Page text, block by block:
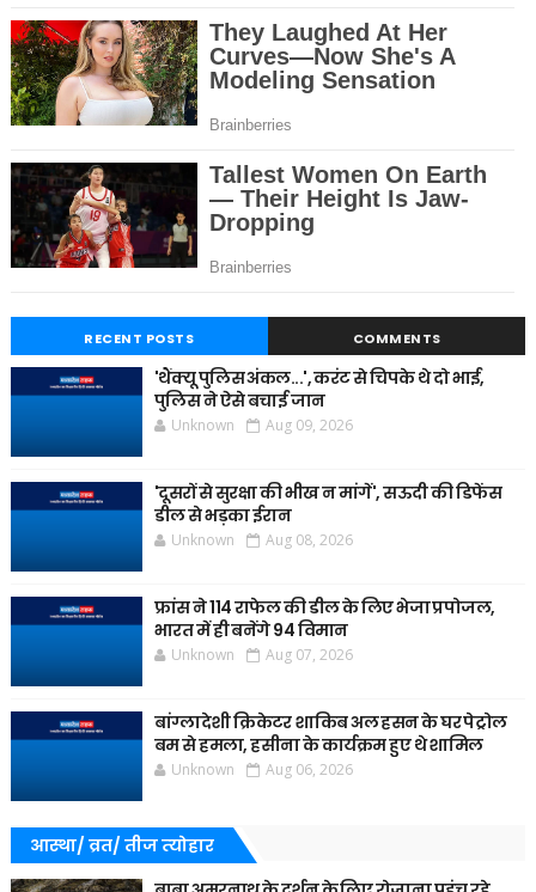
RECENT POSTS COMMENTS
'थैंक्यू पुलिस अंकल...', करंट से चिपके थे दो भाई,
पुलिस ने ऐसे बचाई जान
Unknown Aug 09, 2026
'दूसरों से सुरक्षा की भीख न मांगें', सऊदी की डिफेंस
डील से भड़का ईरान
Unknown Aug 08, 2026
फ्रांस ने 114 राफेल की डील के लिए भेजा प्रपोजल,
भारत में ही बनेंगे 94 विमान
Unknown Aug 07, 2026
बांग्लादेशी क्रिकेटर शाकिब अल हसन के घर पेट्रोल
बम से हमला, हसीना के कार्यक्रम हुए थे शामिल
Unknown Aug 06, 2026
आस्था/ व्रत/ तीज त्‍योहार